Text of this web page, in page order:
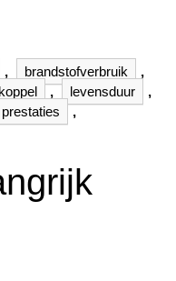
, brandstofverbruik
,
koppel , levensduur
,
prestaties
,